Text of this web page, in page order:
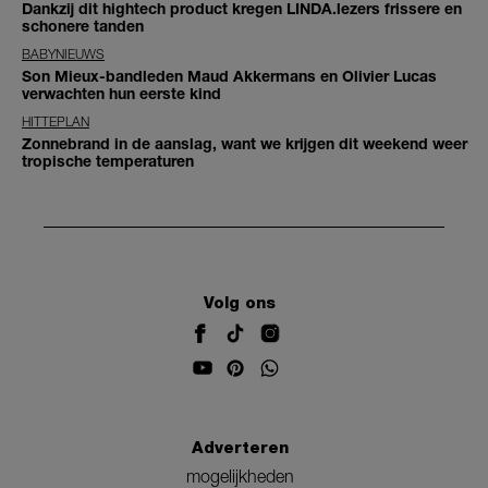
Dankzij dit hightech product kregen LINDA.lezers frissere en
schonere tanden
BABYNIEUWS
Son Mieux-bandleden Maud Akkermans en Olivier Lucas
verwachten hun eerste kind
HITTEPLAN
Zonnebrand in de aanslag, want we krijgen dit weekend weer
tropische temperaturen
Volg ons
Adverteren
mogelijkheden